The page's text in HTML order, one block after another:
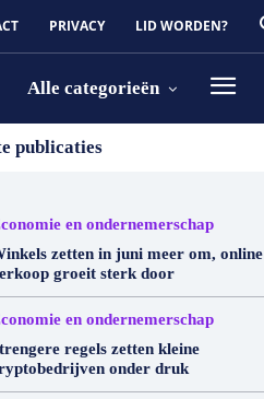
PRIVACY LID WORDEN?
Alle categorieën
publicaties
en ondernemerschap
zetten in juni meer om, online
groeit sterk door
en ondernemerschap
regels zetten kleine
onder druk